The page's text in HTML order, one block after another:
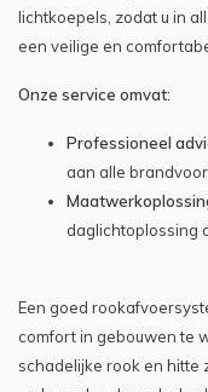
lichtkoepels, zodat u in
een veilige en
Onze service omvat:
Professioneel
aan alle
daglichtoplossing
Een goed
comfort in gebouwen te
schadelijke rook en hitte